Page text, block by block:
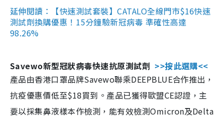
延伸閱讀：【快速測試套裝】CATALO全線門市$16快速
測試劑換購優惠！15分鐘驗新冠病毒 準確性高達
98.26%
Savewo新型冠狀病毒快速抗原測試劑 >>按此選購<<
產品由香港口罩品牌Savewo聯乘DEEPBLUE合作推出，
抗疫優惠價低至$18買到。產品已獲得歐盟CE認證，主
要以採集鼻液樣本作檢測，能有效檢測Omicron及Delta